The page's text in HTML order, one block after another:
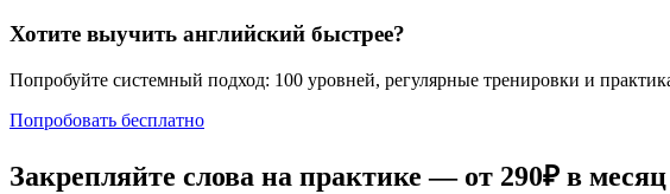
Хотите выучить английский быстрее?
Попробуйте системный подход: 100 уровней, регулярные тренировки и
Попробовать бесплатно
Закрепляйте слова на практике — от 290₽ в месяц